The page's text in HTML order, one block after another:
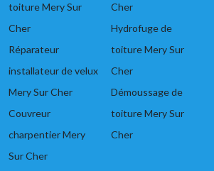
toiture Mery Sur
Cher
Réparateur
installateur de velux
Mery Sur Cher
Couvreur
charpentier Mery
Sur Cher
Cher
Hydrofuge de
toiture Mery Sur
Cher
Démoussage de
toiture Mery Sur
Cher